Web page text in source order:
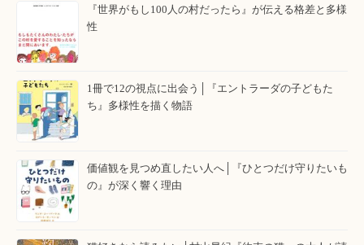
『世界がもし100人の村だったら』が伝える格差と多様
性
1冊で12の視点に出会う│『エントラーダの子どもた
ち』多様性を描く物語
価値観を見つめ直したい人へ│『ひとつだけ守りたいも
の』が深く響く理由